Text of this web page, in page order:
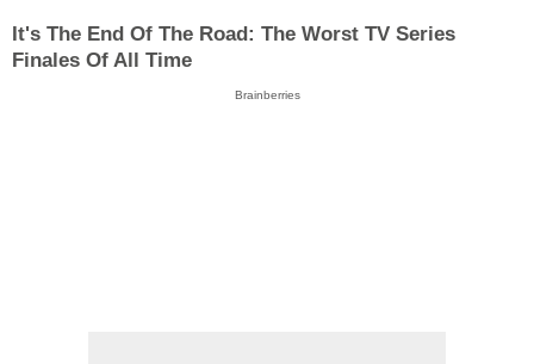
It's The End Of The Road: The Worst TV Series
Finales Of All Time
Brainberries